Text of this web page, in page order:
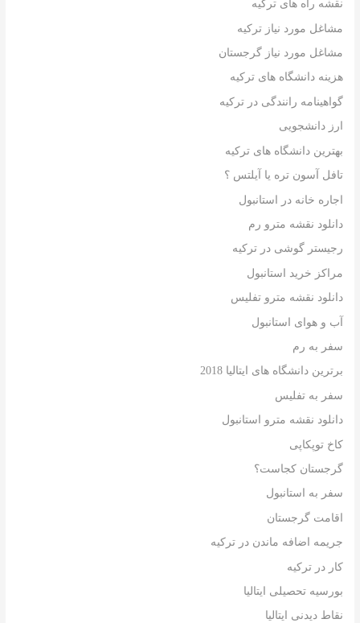
نقشه راه های ترکیه
مشاغل مورد نیاز ترکیه
مشاغل مورد نیاز گرجستان
هزینه دانشگاه های ترکیه
گواهینامه رانندگی در ترکیه
ارز دانشجویی
بهترین دانشگاه های ترکیه
تافل آسون تره یا آیلتس ؟
اجاره خانه در استانبول
دانلود نقشه مترو رم
رجیستر گوشی در ترکیه
مراکز خرید استانبول
دانلود نقشه مترو تفلیس
آب و هوای استانبول
سفر به رم
برترین دانشگاه های ایتالیا 2018
سفر به تفلیس
دانلود نقشه مترو استانبول
کاخ توپکاپی
گرجستان کجاست؟
سفر به استانبول
اقامت گرجستان
جریمه اضافه ماندن در ترکیه
کار در ترکیه
بورسیه تحصیلی ایتالیا
نقاط دیدنی ایتالیا